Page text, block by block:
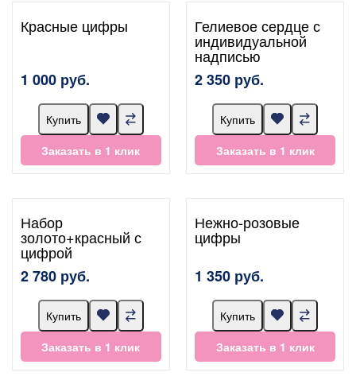
Красные цифры
1 000 руб.
Купить
Заказать в 1 клик
Гелиевое сердце с
индивидуальной
надписью
2 350 руб.
Купить
Заказать в 1 клик
Набор
золото+красный с
цифрой
2 780 руб.
Купить
Заказать в 1 клик
Нежно-розовые
цифры
1 350 руб.
Купить
Заказать в 1 клик